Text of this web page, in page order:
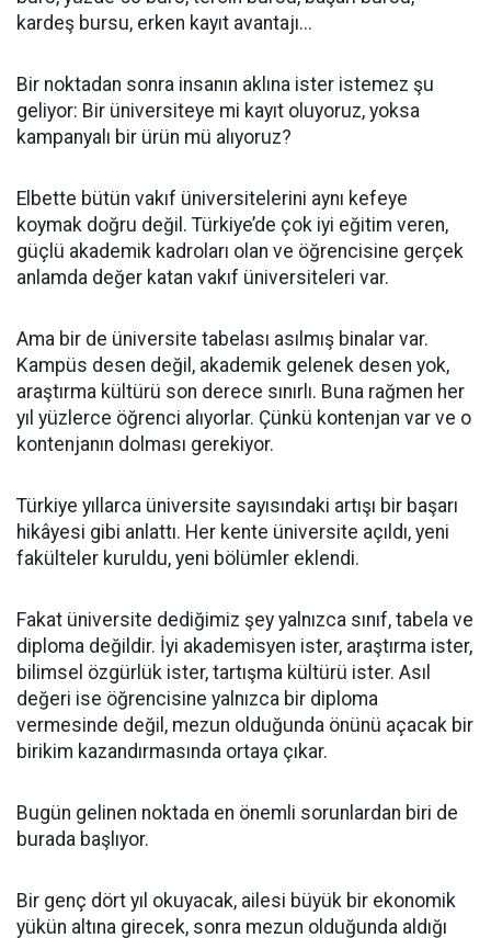
kardeş bursu, erken kayıt avantajı...
Bir noktadan sonra insanın aklına ister istemez şu
geliyor: Bir üniversiteye mi kayıt oluyoruz, yoksa
kampanyalı bir ürün mü alıyoruz?
Elbette bütün vakıf üniversitelerini aynı kefeye
koymak doğru değil. Türkiye’de çok iyi eğitim veren,
güçlü akademik kadroları olan ve öğrencisine gerçek
anlamda değer katan vakıf üniversiteleri var.
Ama bir de üniversite tabelası asılmış binalar var.
Kampüs desen değil, akademik gelenek desen yok,
araştırma kültürü son derece sınırlı. Buna rağmen her
yıl yüzlerce öğrenci alıyorlar. Çünkü kontenjan var ve o
kontenjanın dolması gerekiyor.
Türkiye yıllarca üniversite sayısındaki artışı bir başarı
hikâyesi gibi anlattı. Her kente üniversite açıldı, yeni
fakülteler kuruldu, yeni bölümler eklendi.
Fakat üniversite dediğimiz şey yalnızca sınıf, tabela ve
diploma değildir. İyi akademisyen ister, araştırma ister,
bilimsel özgürlük ister, tartışma kültürü ister. Asıl
değeri ise öğrencisine yalnızca bir diploma
vermesinde değil, mezun olduğunda önünü açacak bir
birikim kazandırmasında ortaya çıkar.
Bugün gelinen noktada en önemli sorunlardan biri de
burada başlıyor.
Bir genç dört yıl okuyacak, ailesi büyük bir ekonomik
yükün altına girecek, sonra mezun olduğunda aldığı